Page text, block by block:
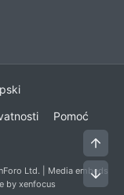
Pomoć
Ltd.
Media embeds
by xenfocus
Dno